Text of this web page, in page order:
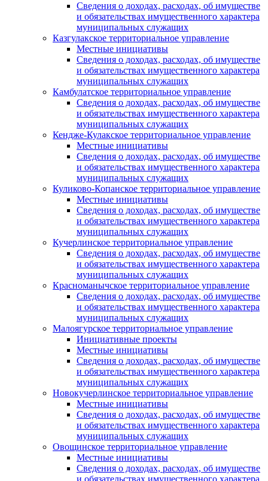
Сведения о доходах, расходах, об имуществе
и обязательствах имущественного характера
муниципальных служащих
Казгулакское территориальное управление
Местные инициативы
Сведения о доходах, расходах, об имуществе
и обязательствах имущественного характера
муниципальных служащих
Камбулатское территориальное управление
Сведения о доходах, расходах, об имуществе
и обязательствах имущественного характера
муниципальных служащих
Кендже-Кулакское территориальное управление
Местные инициативы
Сведения о доходах, расходах, об имуществе
и обязательствах имущественного характера
муниципальных служащих
Куликово-Копанское территориальное управление
Местные инициативы
Сведения о доходах, расходах, об имуществе
и обязательствах имущественного характера
муниципальных служащих
Кучерлинское территориальное управление
Сведения о доходах, расходах, об имуществе
и обязательствах имущественного характера
муниципальных служащих
Красноманычское территориальное управление
Сведения о доходах, расходах, об имуществе
и обязательствах имущественного характера
муниципальных служащих
Малоягурское территориальное управление
Инициативные проекты
Местные инициативы
Сведения о доходах, расходах, об имуществе
и обязательствах имущественного характера
муниципальных служащих
Новокучерлинское территориальное управление
Местные инициативы
Сведения о доходах, расходах, об имуществе
и обязательствах имущественного характера
муниципальных служащих
Овощинское территориальное управление
Местные инициативы
Сведения о доходах, расходах, об имуществе
и обязательствах имущественного характера